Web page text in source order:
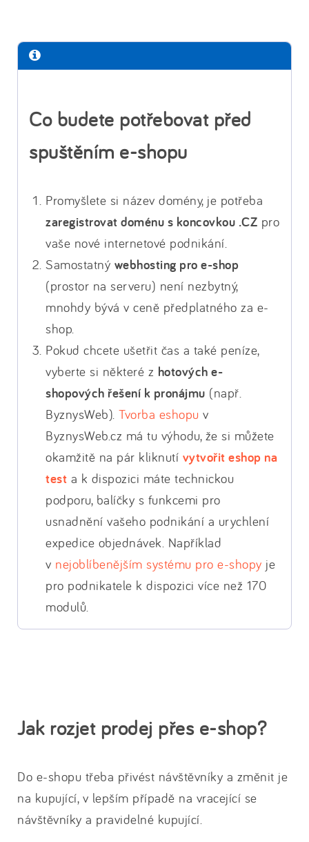
Co budete potřebovat před
spuštěním e-shopu
Promyšlete si název domény, je potřeba
zaregistrovat doménu s koncovkou .CZ pro
vaše nové internetové podnikání.
Samostatný webhosting pro e-shop
(prostor na serveru) není nezbytný,
mnohdy bývá v ceně předplatného za e-
shop.
Pokud chcete ušetřit čas a také peníze,
vyberte si některé z hotových e-
shopových řešení k pronájmu (např.
ByznysWeb). Tvorba eshopu v
ByznysWeb.cz má tu výhodu, že si můžete
okamžitě na pár kliknutí vytvořit eshop na
test a k dispozici máte technickou
podporu, balíčky s funkcemi pro
usnadnění vašeho podnikání a urychlení
expedice objednávek. Například
v nejoblíbenějším systému pro e-shopy je
pro podnikatele k dispozici více než 170
modulů.
Jak rozjet prodej přes e-shop?
Do e-shopu třeba přivést návštěvníky a změnit je
na kupující, v lepším případě na vracející se
návštěvníky a pravidelné kupující.